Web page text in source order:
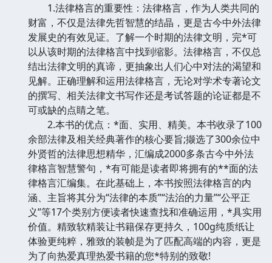
1.法律格言的重要性：法律格言，作为人类共同的
财富，不仅是法律先哲智慧的结晶，更是古今中外法律
发展史的有效见证。了解一个时期的法律文明，完*可
以从该时期的法律格言中找到缩影。法律格言，不仅总
结出法律文明的真谛，更抽象出人们心中对法的渴望和
见解。正确理解和运用法律格言，无论对学术专著论文
的撰写、相关法律文书写作还是考试答题的论证都是不
可或缺的点睛之笔。
2.本书的优点：*面、实用、精美。本书收录了100
余部法律及相关经典著作的核心要旨;撷选了300余位中
外贤哲的法律思想精华，汇编成2000多条古今中外法
律格言智慧警句，*有可能是读者即将拥有的**面的法
律格言汇编集。在此基础上，本书按照法律格言的内
涵、主旨将其分为“法律的本质”“法治的力量”“公平正
义”等17个类别方便读者快速查找和准确运用，*具实用
价值。精致软精装让书籍保存更持久，100g纯质纸让
体验更纯粹，雅致的装帧是为了匹配高端的内容，更是
为了向热爱真理热爱书籍的您*特别的致敬!